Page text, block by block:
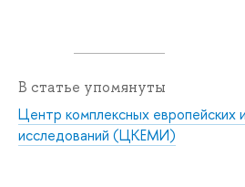
В статье упомянуты
Центр комплексных
исследований (ЦКЕМИ)